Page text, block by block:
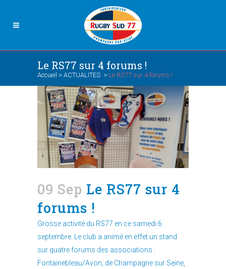
Le RS77 sur 4 forums !
Accueil > ACTUALITES > Le RS77 sur 4 forums !
09 Sep Le RS77 sur 4
forums !
Grosse activité du RS77 en ce samedi 6
septembre. Le club a animé en effet un stand
sur quatre forums des associations :
Fontainebleau/Avon, de Champagne sur Seine,